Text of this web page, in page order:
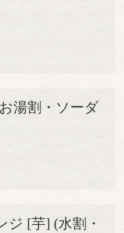
湯割・ソーダ
ジ [芋] (水割・